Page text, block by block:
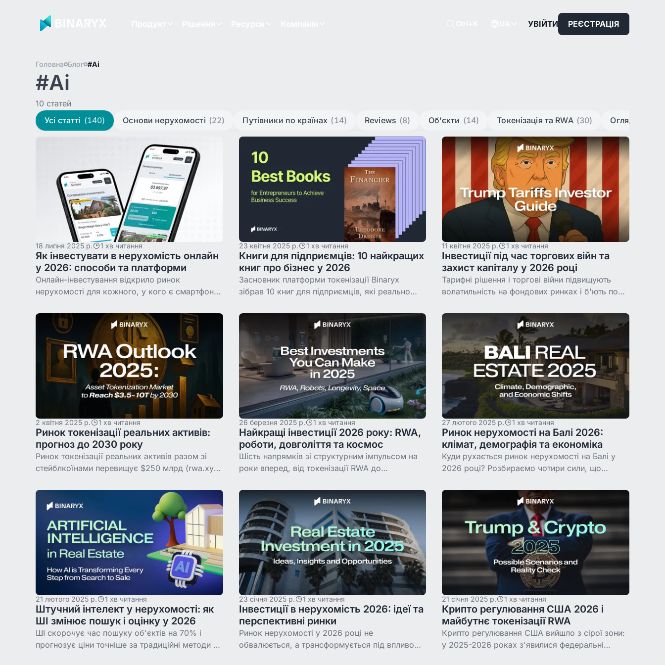
УВІЙТИ РЕЄСТРАЦІЯ
Головна Блог #Ai
#Ai
10 статей
Усі статті (140) Основи нерухомості (22) Путівники по країнах (14) Reviews (8) Об'єкти (14) Токенізація та RWA (30) Огляди
18 липня 2025 р. 1 хв читання
Як інвестувати в нерухомість онлайн
у 2026: способи та платформи
Онлайн-інвестування відкрило ринок
нерухомості для кожного, у кого є смартфон.
біржових REIT і краудфандингу до
токенізованих об'єктів
23 квітня 2025 р. 1 хв читання
Книги для підприємців: 10 найкращих
книг про бізнес у 2026
Засновник платформи токенізації Binaryx
зібрав 10 книг для підприємців, які реально
«Квантового воїна» Джона Кехо до праць
11 квітня 2025 р. 1 хв читання
Інвестиції під час торгових війн та
захист капіталу у 2026 році
Тарифні рішення і торгові війни підвищують
волатильність на фондових ринках і б'ють по
матеріалі розбираємо, як мита впливають на
2 квітня 2025 р. 1 хв читання
Ринок токенізації реальних активів:
прогноз до 2030 року
Ринок токенізації реальних активів разом зі
стейблкоїнами перевищує $250 млрд (rwa.xyz,
приблизно $20 млрд на початку 2025 року до
понад
26 березня 2025 р. 1 хв читання
Найкращі інвестиції 2026 року: RWA,
роботи, довголіття та космос
Шість напрямків зі структурним імпульсом на
роки вперед, від токенізації RWA до
Розбираємо, чому саме токенізована
нерухомість очолює
27 лютого 2025 р. 1 хв читання
Ринок нерухомості на Балі 2026:
клімат, демографія та економіка
Куди рухається ринок нерухомості на Балі у
2026 році? Розбираємо чотири сили, що
економіки Індонезії, демографію без колапсу
21 лютого 2025 р. 1 хв читання
Штучний інтелект у нерухомості: як
ШІ змінює пошук і оцінку у 2026
ШІ скорочує час пошуку об'єктів на 70% і
прогнозує ціни точніше за традиційні методи на
23 січня 2025 р. 1 хв читання
Інвестиції в нерухомість 2026: ідеї та
перспективні ринки
Ринок нерухомості у 2026 році не
обвалюється, а трансформується під впливом
21 січня 2025 р. 1 хв читання
Крипто регулювання США 2026 і
майбутнє токенізації RWA
Крипто регулювання США вийшло з сірої зони:
у 2025-2026 роках з'явилися федеральні